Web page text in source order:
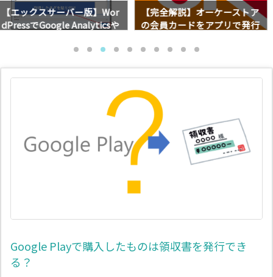
【完全解説】オーケーストア
の会員カードをアプリで発行
オーケークラブのアプリ会員
カードは家族で共有できる？
Google Playで購入したものは領収書を発行でき
る？